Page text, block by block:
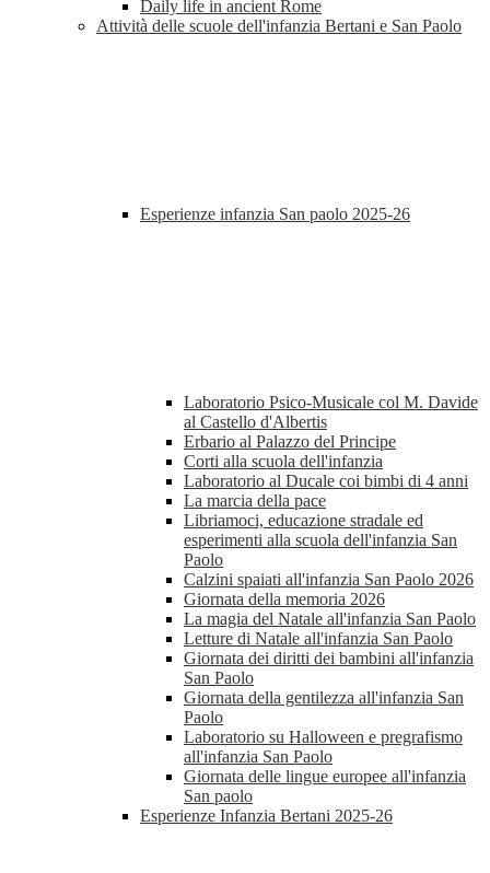
Daily life in ancient Rome
Attività delle scuole dell'infanzia Bertani e San Paolo
Esperienze infanzia San paolo 2025-26
Laboratorio Psico-Musicale col M. Davide
al Castello d'Albertis
Erbario al Palazzo del Principe
Corti alla scuola dell'infanzia
Laboratorio al Ducale coi bimbi di 4 anni
La marcia della pace
Libriamoci, educazione stradale ed
esperimenti alla scuola dell'infanzia San
Paolo
Calzini spaiati all'infanzia San Paolo 2026
Giornata della memoria 2026
La magia del Natale all'infanzia San Paolo
Letture di Natale all'infanzia San Paolo
Giornata dei diritti dei bambini all'infanzia
San Paolo
Giornata della gentilezza all'infanzia San
Paolo
Laboratorio su Halloween e pregrafismo
all'infanzia San Paolo
Giornata delle lingue europee all'infanzia
San paolo
Esperienze Infanzia Bertani 2025-26